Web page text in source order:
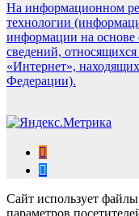
На информационном
технологии
информации на основе
сведений,
«Интернет»,
Федерации).
Сайт использует